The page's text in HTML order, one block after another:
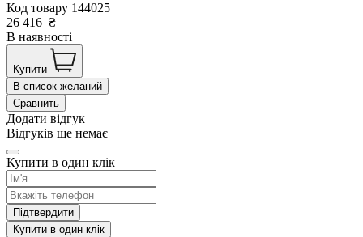
Код товару 144025
26 416 ₴
В наявності
Купити
В список желаний
Сравнить
Додати відгук
Відгуків ще немає
Купити в один клік
Підтвердити
Купити в один клік